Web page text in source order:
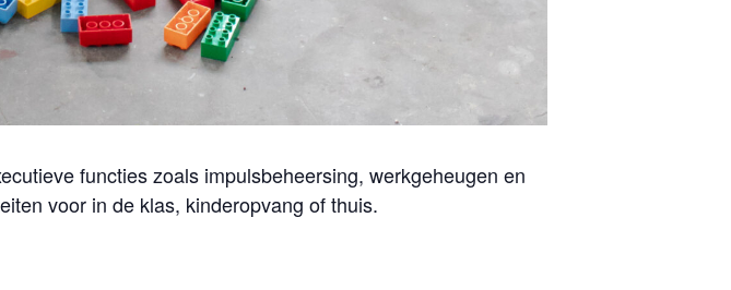
functies zoals impulsbeheersing, werkgeheugen en
voor in de klas, kinderopvang of thuis.